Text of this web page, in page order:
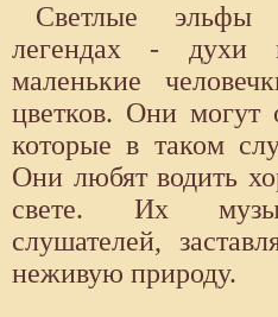
Светлые эльфы
легендах - духи
маленькие
цветков. Они могут
которые в таком
Они любят водить
свете. Их
слушателей,
неживую природу.